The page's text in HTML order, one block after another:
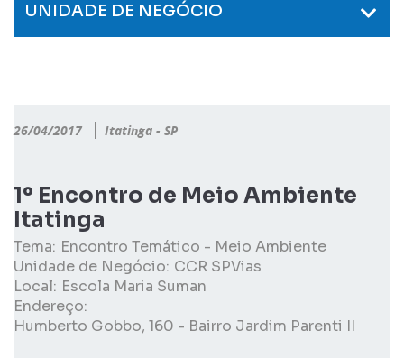
UNIDADE DE NEGÓCIO
26/04/2017 Itatinga - SP
1º Encontro de Meio Ambiente
Itatinga
Tema: Encontro Temático - Meio Ambiente
Unidade de Negócio: CCR SPVias
Local: Escola Maria Suman
Endereço:
Humberto Gobbo, 160 - Bairro Jardim Parenti II